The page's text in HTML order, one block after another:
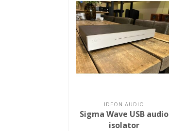
IDEON AUDIO
Sigma Wave USB audio
isolator